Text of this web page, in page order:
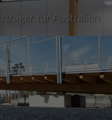
für Australien